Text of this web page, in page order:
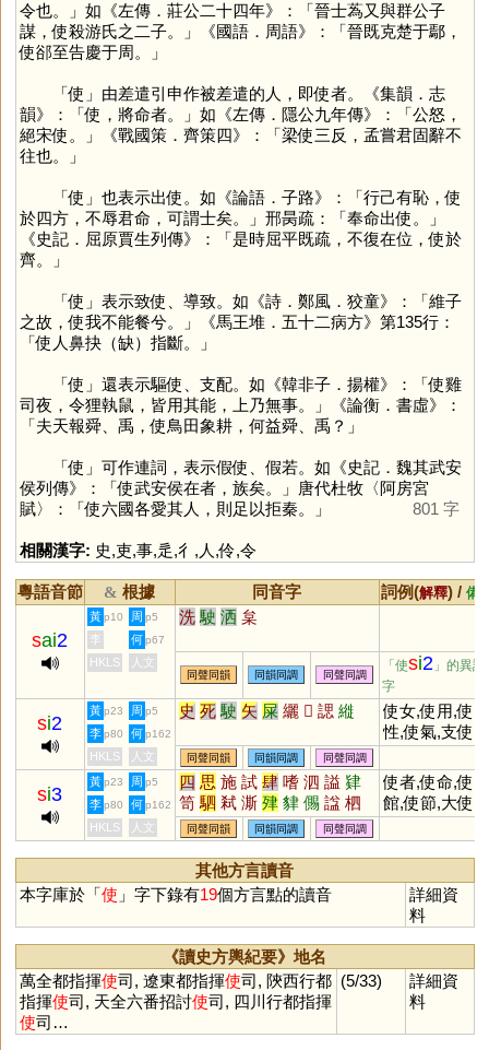
令也。」如《左傳．莊公二十四年》：「晉士蒍又與群公子
謀，使殺游氏之二子。」《國語．周語》：「晉既克楚于鄢，
使郤至告慶于周。」
「使 」由差遣引申作被差遣的人，即使者。《集韻．志
韻》：「使，將命者。」如《左傳．隱公九年傳》：「公怒，
絕宋使。」《戰國策．齊策四》：「梁使三反，孟嘗君固辭不
往也。」
「使 」也表示出使。如《論語．子路》：「行己有恥，使
於四方，不辱君命，可謂士矣。」邢昺疏：「奉命出使。」
《史記．屈原賈生列傳》：「是時屈平既疏，不復在位，使於
齊。」
「使 」表示致使、導致。如《詩．鄭風．狡童》：「維子
之故，使我不能餐兮。」《馬王堆．五十二病方》第135行：
「使人鼻抉（缺）指斷。」
「使 」還表示驅使、支配。如《韓非子．揚權》：「使雞
司夜，令狸執鼠，皆用其能，上乃無事。」《論衡．書虛》：
「夫天報舜、禹，使鳥田象耕，何益舜、禹？」
「使 」可作連詞，表示假使、假若。如《史記．魏其武安
侯列傳》：「使武安侯在者，族矣。」唐代杜牧〈阿房宮
賦〉：「使六國各愛其人，則足以拒秦。」
801 字
相關漢字: 史,吏,事,辵,彳 ,人,伶,令
粵語音節 & 根據 同音字 詞例(解釋) / 備
sai2
黃 p10 周 p5 洗 駛 洒 枲
李 何 p67
HKLS 人文
同聲同韻 同韻同調 同聲同調
「使si2 」的異讀
字
si2
黃 p23 周 p5 史 死 駛 矢 屎 纚 𦳊 諰 縰
使女,使用,使
性,使氣,支使
李 p80 何 p162
HKLS 人文 同聲同韻 同韻同調 同聲同調
si3
黃 p23 周 p5 四 思 施 試 肆 嗜 泗 謚 肄
笥 駟 弒 澌 肂 貄 儩 諡 柶
使者,使命,使
館,使節,大使,
出使
李 p80 何 p162
HKLS 人文 同聲同韻 同韻同調 同聲同調
其他方言讀音
本字庫於「使 」字下錄有19個方言點的讀音
詳細資
料
《讀史方輿紀要》地名
萬全都指揮使司, 遼東都指揮使司, 陝西行都
指揮使司, 天全六番招討使司, 四川行都指揮
使司…
(5/33)
詳細資
料